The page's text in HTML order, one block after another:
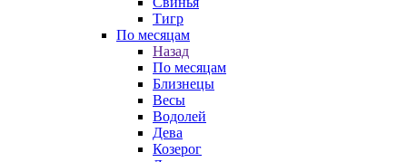
Тигр
По месяцам
Назад
По месяцам
Близнецы
Весы
Водолей
Дева
Козерог